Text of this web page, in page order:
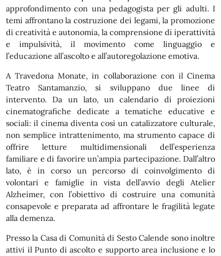
approfondimento con una pedagogista per gli adulti. I
temi affrontano la costruzione dei legami, la promozione
di creatività e autonomia, la comprensione di iperattività
e impulsività, il movimento come linguaggio e
l’educazione all’ascolto e all’autoregolazione emotiva.
A Travedona Monate, in collaborazione con il Cinema
Teatro Santamanzio, si sviluppano due linee di
intervento. Da un lato, un calendario di proiezioni
cinematografiche dedicate a tematiche educative e
sociali: il cinema diventa così un catalizzatore culturale,
non semplice intrattenimento, ma strumento capace di
offrire letture multidimensionali dell’esperienza
familiare e di favorire un’ampia partecipazione. Dall’altro
lato, è in corso un percorso di coinvolgimento di
volontari e famiglie in vista dell’avvio degli Atelier
Alzheimer, con l’obiettivo di costruire una comunità
consapevole e preparata ad affrontare le fragilità legate
alla demenza.
Presso la Casa di Comunità di Sesto Calende sono inoltre
attivi il Punto di ascolto e supporto area inclusione e lo